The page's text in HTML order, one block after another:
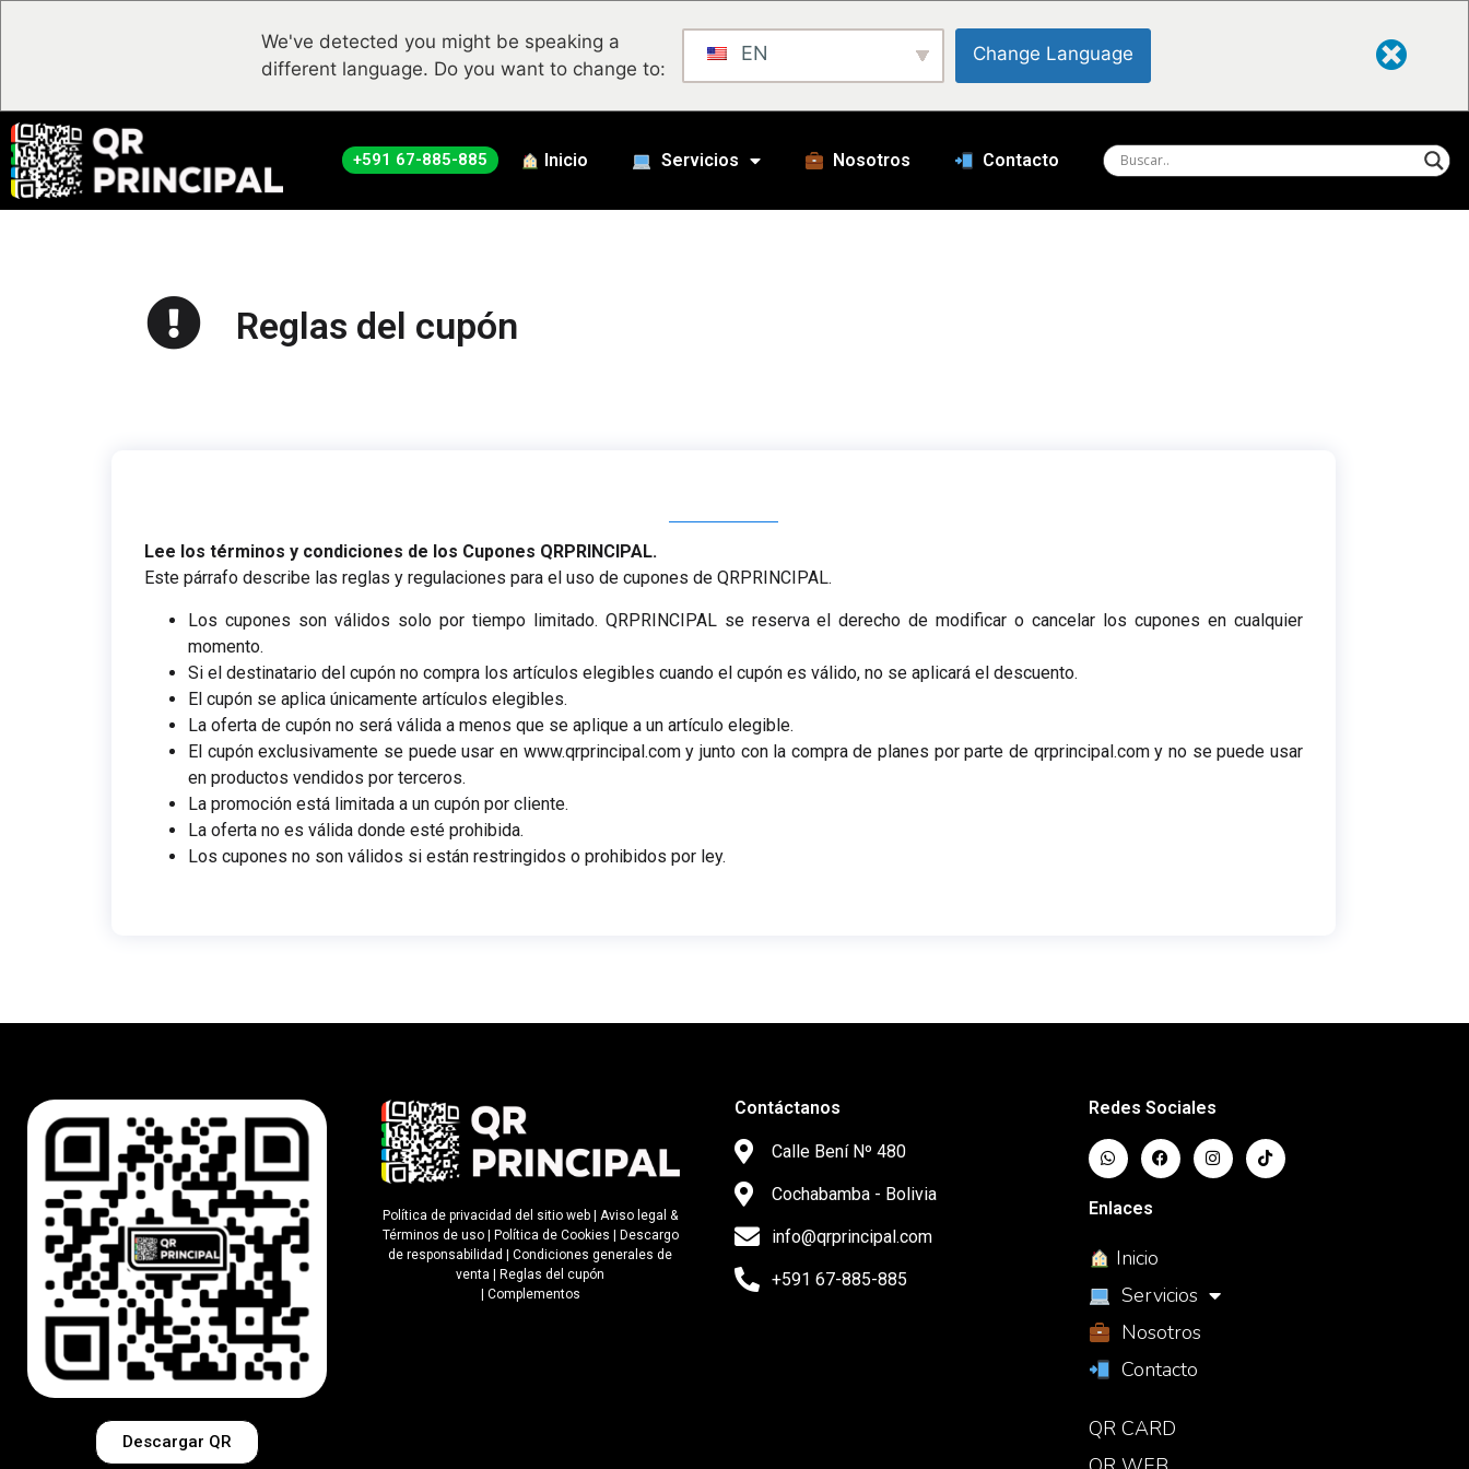
We've detected you might be speaking a
different language. Do you want to change to:
EN Change Language
+591 67-885-885 Inicio Servicios Nosotros Contacto
Reglas del cupón
Lee los términos y condiciones de los Cupones QRPRINCIPAL.
Este párrafo describe las reglas y regulaciones para el uso de cupones de QRPRINCIPAL.
Los cupones son válidos solo por tiempo limitado. QRPRINCIPAL se reserva el derecho de modificar o cancelar los cupones en cualquier
momento.
Si el destinatario del cupón no compra los artículos elegibles cuando el cupón es válido, no se aplicará el descuento.
El cupón se aplica únicamente artículos elegibles.
La oferta de cupón no será válida a menos que se aplique a un artículo elegible.
El cupón exclusivamente se puede usar en www.qrprincipal.com y junto con la compra de planes por parte de qrprincipal.com y no se puede usar
en productos vendidos por terceros.
La promoción está limitada a un cupón por cliente.
La oferta no es válida donde esté prohibida.
Los cupones no son válidos si están restringidos o prohibidos por ley.
Descargar QR
Política de privacidad del sitio web | Aviso legal &
Términos de uso| Política de Cookies | Descargo
de responsabilidad |Condiciones generales de
venta |Reglas del cupón
| Complementos
Contáctanos
Calle Bení Nº 480
Cochabamba - Bolivia
info@qrprincipal.com
+591 67-885-885
Redes Sociales
Enlaces
Inicio
Servicios
Nosotros
Contacto
QR CARD